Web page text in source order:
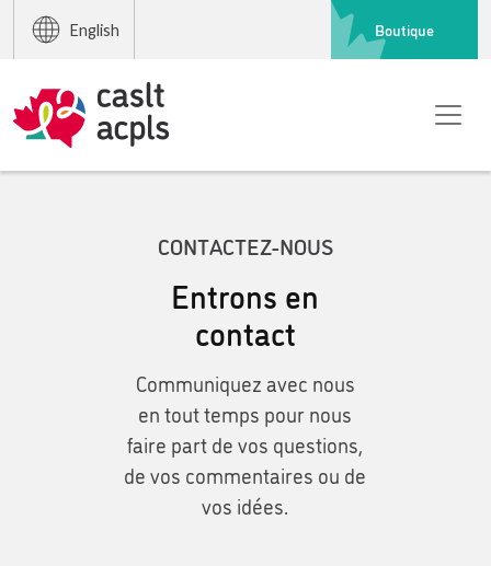
English Boutique
CONTACTEZ-NOUS
Entrons en
contact
Communiquez avec nous
en tout temps pour nous
faire part de vos questions,
de vos commentaires ou de
vos idées.